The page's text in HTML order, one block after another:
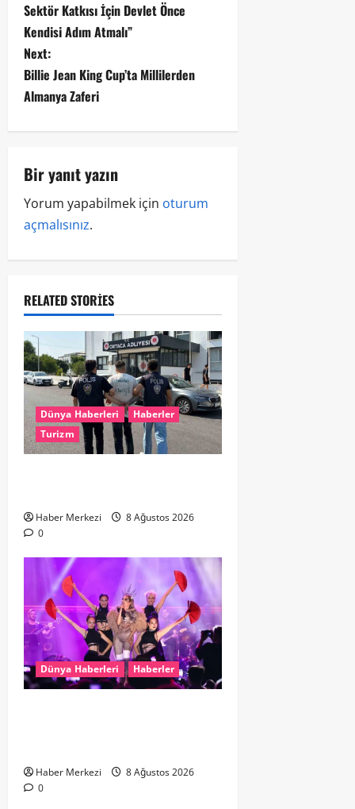
Sektör Katkısı İçin Devlet Önce
Kendisi Adım Atmalı”
Next:
Billie Jean King Cup’ta Millilerden
Almanya Zaferi
Bir yanıt yazın
Yorum yapabilmek için oturum
açmalısınız.
RELATED STORIES
Dünya Haberleri
Haberler
Turizm
Haber Merkezi
8 Ağustos 2026
0
Dünya Haberleri Haberler
Haber Merkezi
8 Ağustos 2026
0